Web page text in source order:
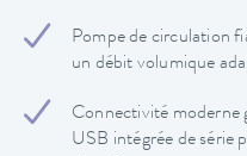
Pompe de circulation
un débit volumique
Connectivité moderne
USB intégrée de série